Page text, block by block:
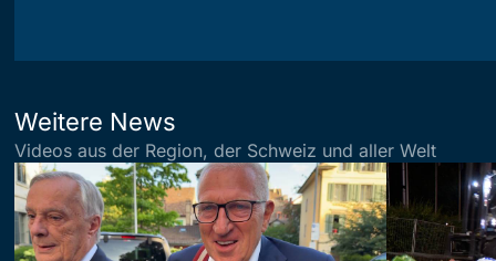
Weitere News
Videos aus der Region, der Schweiz und aller Welt